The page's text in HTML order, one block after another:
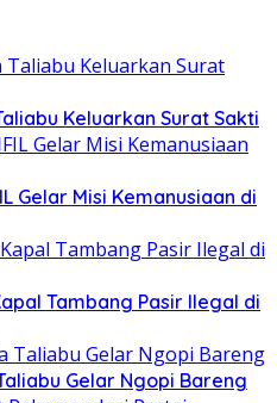
Keluarkan Surat Sakti
Gelar Misi Kemanusiaan di
Tambang Pasir Ilegal di
Gelar Ngopi Bareng